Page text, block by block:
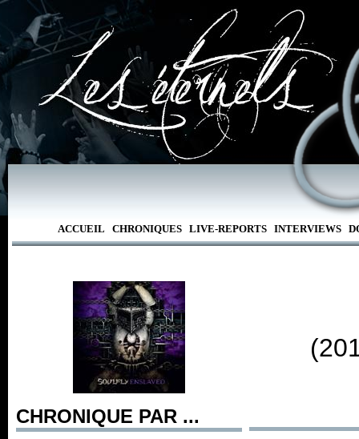
ACCUEIL CHRONIQUES LIVE-REPORTS INTERVIEWS
CHRONIQUE PAR ...